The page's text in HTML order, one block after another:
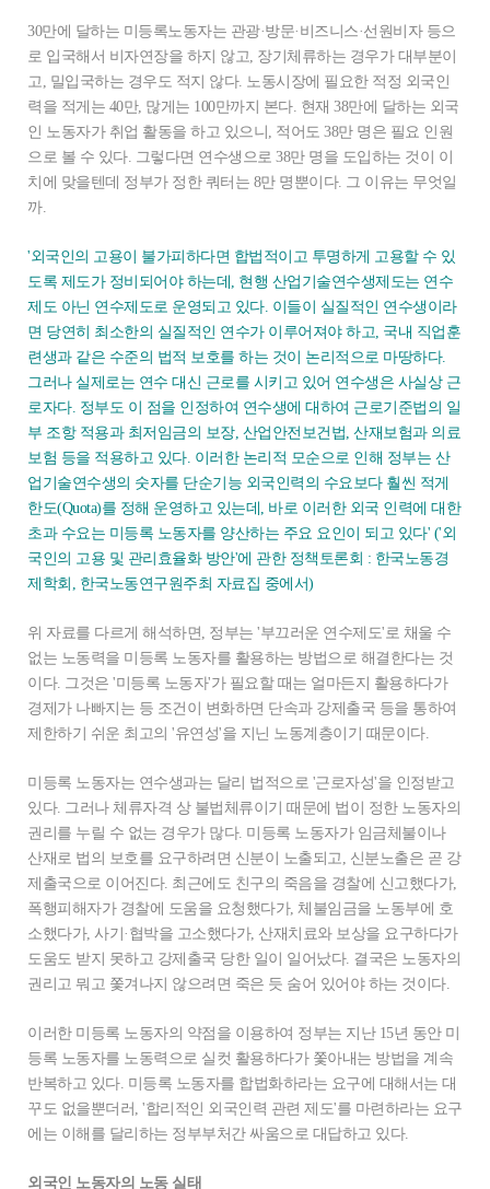
30만에 달하는 미등록노동자는 관광·방문·비즈니스·선원비자 등으
로 입국해서 비자연장을 하지 않고, 장기체류하는 경우가 대부분이
고, 밀입국하는 경우도 적지 않다. 노동시장에 필요한 적정 외국인
력을 적게는 40만, 많게는 100만까지 본다. 현재 38만에 달하는 외국
인 노동자가 취업 활동을 하고 있으니, 적어도 38만 명은 필요 인원
으로 볼 수 있다. 그렇다면 연수생으로 38만 명을 도입하는 것이 이
치에 맞을텐데 정부가 정한 쿼터는 8만 명뿐이다. 그 이유는 무엇일
까.
'외국인의 고용이 불가피하다면 합법적이고 투명하게 고용할 수 있
도록 제도가 정비되어야 하는데, 현행 산업기술연수생제도는 연수
제도 아닌 연수제도로 운영되고 있다. 이들이 실질적인 연수생이라
면 당연히 최소한의 실질적인 연수가 이루어져야 하고, 국내 직업훈
련생과 같은 수준의 법적 보호를 하는 것이 논리적으로 마땅하다.
그러나 실제로는 연수 대신 근로를 시키고 있어 연수생은 사실상 근
로자다. 정부도 이 점을 인정하여 연수생에 대하여 근로기준법의 일
부 조항 적용과 최저임금의 보장, 산업안전보건법, 산재보험과 의료
보험 등을 적용하고 있다. 이러한 논리적 모순으로 인해 정부는 산
업기술연수생의 숫자를 단순기능 외국인력의 수요보다 훨씬 적게
한도(Quota)를 정해 운영하고 있는데, 바로 이러한 외국 인력에 대한
초과 수요는 미등록 노동자를 양산하는 주요 요인이 되고 있다' ('외
국인의 고용 및 관리효율화 방안'에 관한 정책토론회 : 한국노동경
제학회, 한국노동연구원주최 자료집 중에서)
위 자료를 다르게 해석하면, 정부는 '부끄러운 연수제도'로 채울 수
없는 노동력을 미등록 노동자를 활용하는 방법으로 해결한다는 것
이다. 그것은 '미등록 노동자'가 필요할 때는 얼마든지 활용하다가
경제가 나빠지는 등 조건이 변화하면 단속과 강제출국 등을 통하여
제한하기 쉬운 최고의 '유연성'을 지닌 노동계층이기 때문이다.
미등록 노동자는 연수생과는 달리 법적으로 '근로자성'을 인정받고
있다. 그러나 체류자격 상 불법체류이기 때문에 법이 정한 노동자의
권리를 누릴 수 없는 경우가 많다. 미등록 노동자가 임금체불이나
산재로 법의 보호를 요구하려면 신분이 노출되고, 신분노출은 곧 강
제출국으로 이어진다. 최근에도 친구의 죽음을 경찰에 신고했다가,
폭행피해자가 경찰에 도움을 요청했다가, 체불임금을 노동부에 호
소했다가, 사기·협박을 고소했다가, 산재치료와 보상을 요구하다가
도움도 받지 못하고 강제출국 당한 일이 일어났다. 결국은 노동자의
권리고 뭐고 쫓겨나지 않으려면 죽은 듯 숨어 있어야 하는 것이다.
이러한 미등록 노동자의 약점을 이용하여 정부는 지난 15년 동안 미
등록 노동자를 노동력으로 실컷 활용하다가 쫓아내는 방법을 계속
반복하고 있다. 미등록 노동자를 합법화하라는 요구에 대해서는 대
꾸도 없을뿐더러, '합리적인 외국인력 관련 제도'를 마련하라는 요구
에는 이해를 달리하는 정부부처간 싸움으로 대답하고 있다.
외국인 노동자의 노동 실태